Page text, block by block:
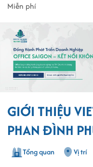
Miễn phí
GIỚI THIỆU
PHAN ĐÌNH
Tổng quan Vị trí